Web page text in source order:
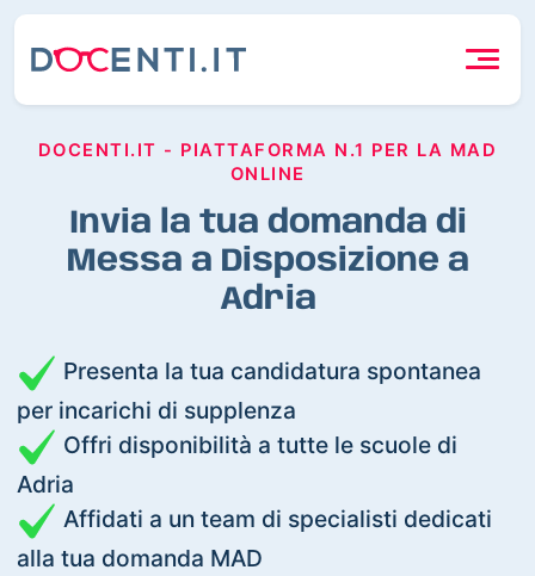
DOCENTI.IT - PIATTAFORMA N.1 PER LA MAD
ONLINE
Invia la tua domanda di
Messa a Disposizione a
Adria
Presenta la tua candidatura spontanea
per incarichi di supplenza
Offri disponibilità a tutte le scuole di
Adria
Affidati a un team di specialisti dedicati
alla tua domanda MAD